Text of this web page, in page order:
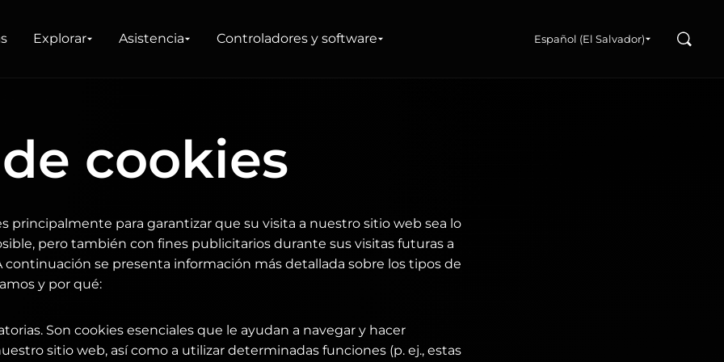
Explorar Asistencia Controladores y software Español (El Salvador) Buscar
cookies
principalmente para garantizar que su visita a nuestro sitio web sea lo
pero también con fines publicitarios durante sus visitas futuras a
continuación se presenta información más detallada sobre los tipos de
y por qué:
Son cookies esenciales que le ayudan a navegar y hacer
sitio web, así como a utilizar determinadas funciones (p. ej., estas